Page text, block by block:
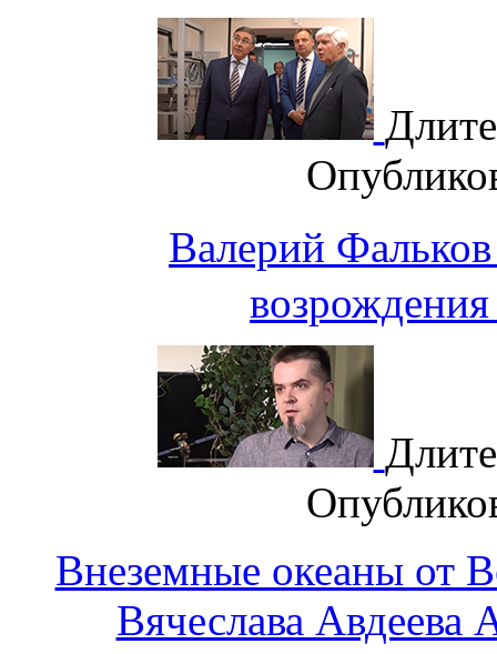
Валерий
Внеземные океаны от
Вячеслава